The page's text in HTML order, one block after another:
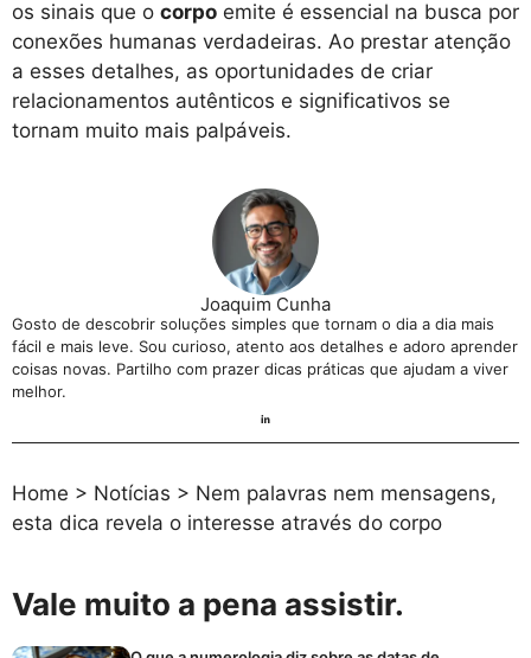
os sinais que o corpo emite é essencial na busca por
conexões humanas verdadeiras. Ao prestar atenção
a esses detalhes, as oportunidades de criar
relacionamentos autênticos e significativos se
tornam muito mais palpáveis.
Joaquim Cunha
Gosto de descobrir soluções simples que tornam o dia a dia mais
fácil e mais leve. Sou curioso, atento aos detalhes e adoro aprender
coisas novas. Partilho com prazer dicas práticas que ajudam a viver
melhor.
Home > Notícias > Nem palavras nem mensagens,
esta dica revela o interesse através do corpo
Vale muito a pena assistir.